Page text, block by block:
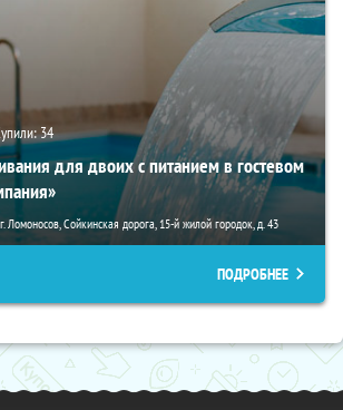
34
для двоих с питанием в гостевом
Ломоносов, Сойкинская дорога, 15-й жилой городок, д. 43
ПОДРОБНЕЕ